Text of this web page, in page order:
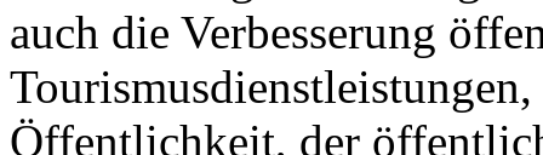
auch die Verbesserung
Öffentlichkeit, der